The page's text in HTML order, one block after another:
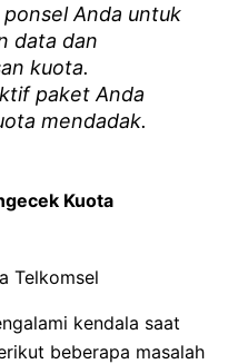
Anda untuk
data dan
kuota.
paket Anda
mendadak.
Kuota
kendala saat
beberapa masalah